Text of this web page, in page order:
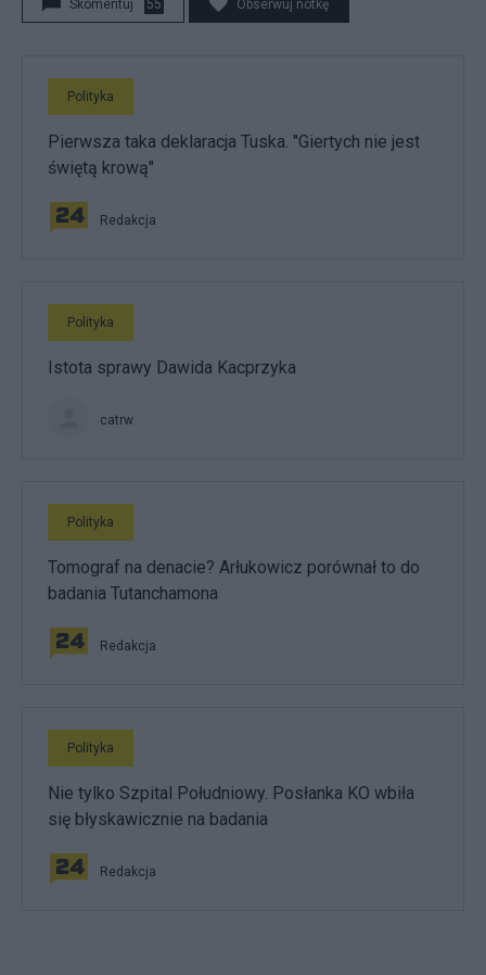
Skomentuj 55 Obserwuj notkę
Polityka
Pierwsza taka deklaracja Tuska. "Giertych nie jest
świętą krową"
Redakcja
Polityka
Istota sprawy Dawida Kacprzyka
catrw
Polityka
Tomograf na denacie? Arłukowicz porównał to do
badania Tutanchamona
Redakcja
Polityka
Nie tylko Szpital Południowy. Posłanka KO wbiła
się błyskawicznie na badania
Redakcja